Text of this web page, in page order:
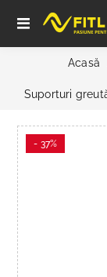
Acasă
Suporturi
Suport
- 37%